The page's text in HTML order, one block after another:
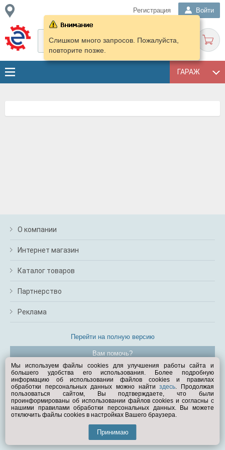
Регистрация Войти
ГАРАЖ
Слишком много запросов. Пожалуйста,
повторите позже.
О компании
Интернет магазин
Каталог товаров
Партнерство
Реклама
Перейти на полную версию
Вам помочь?
© Exist.ru 1998—2026
Мы используем файлы cookies для улучшения работы сайта и
большего удобства его использования. Более подробную
информацию об использовании файлов cookies и правилах
обработки персональных данных можно найтиздесь. Продолжая
пользоваться сайтом, Вы подтверждаете, что были
проинформированы об использовании файлов cookies и согласны с
нашими правилами обработки персональных данных. Вы можете
отключить файлы cookies в настройках Вашего браузера.
Принимаю